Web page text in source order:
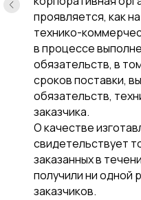
проявляется, как
технико-
в процессе
обязательств, в
сроков поставки,
обязательств,
заказчика.
О качестве
свидетельствует
заказанных в
получили ни одной
заказчиков.